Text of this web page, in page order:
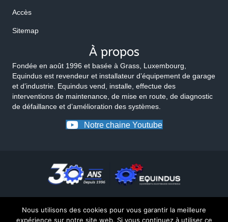
Accès
Sitemap
À propos
Fondée en août 1996 et basée à Grass, Luxembourg,
Equindus est revendeur et installateur d’équipement de garage
et d’industrie. Equindus vend, installe, effectue des
interventions de maintenance, de mise en route, de diagnostic
de défaillance et d’amélioration des systèmes.
Notre chaine Youtube
Nous utilisons des cookies pour vous garantir la meilleure
expérience sur notre site web. Si vous continuez à utiliser ce